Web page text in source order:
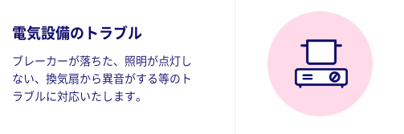
電気設備のトラブル
ブレーカーが落ちた、照明が点灯し
ない、換気扇から異音がする等のト
ラブルに対応いたします。